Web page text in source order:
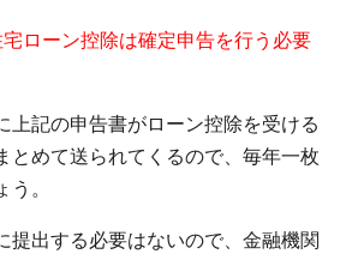
ローン控除は確定申告を行う必要
上記の申告書がローン控除を受ける
とめて送られてくるので、毎年一枚
う。
提出する必要はないので、金融機関